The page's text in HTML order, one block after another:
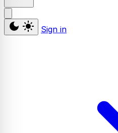
Sign in